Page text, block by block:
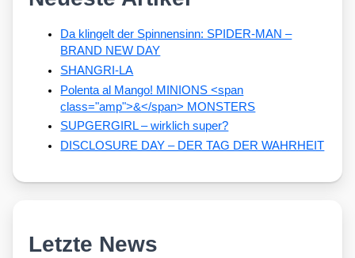
Da klingelt der Spinnensinn: SPIDER-MAN –
BRAND NEW DAY
SHANGRI-LA
Polenta al Mango! MINIONS <span
class="amp">&</span> MONSTERS
SUPGERGIRL – wirklich super?
DISCLOSURE DAY – DER TAG DER WAHRHEIT
Letzte News